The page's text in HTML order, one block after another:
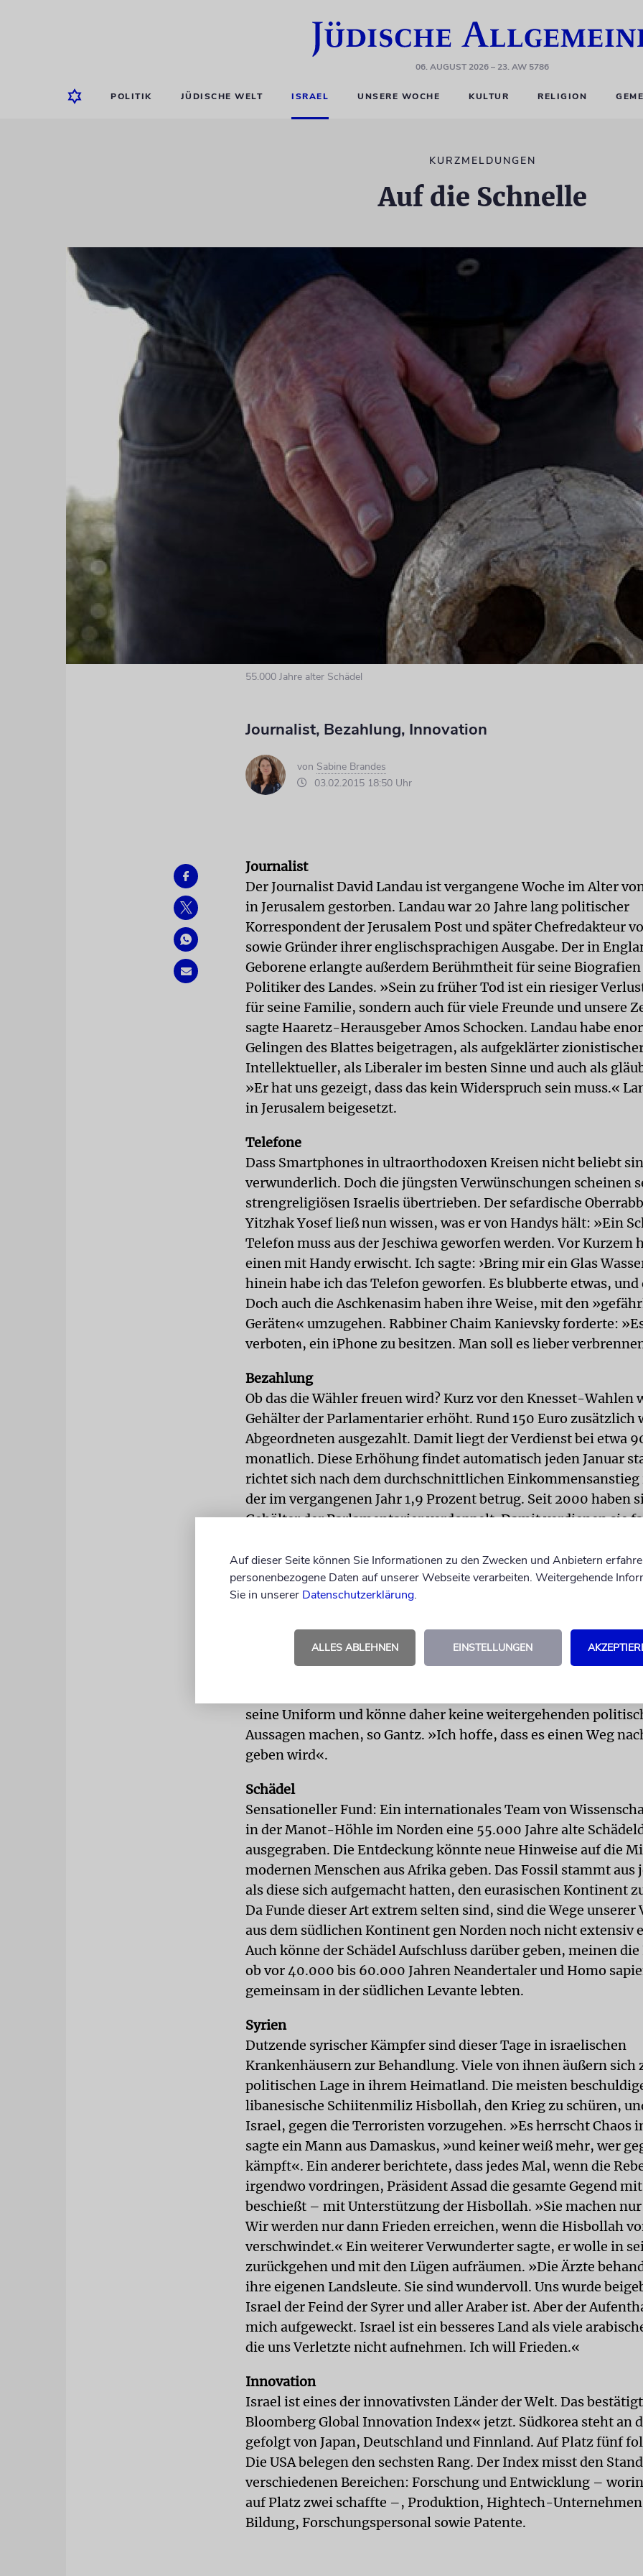
06. AUGUST 2026– 23. AW 5786
POLITIK JÜDISCHE WELT ISRAEL UNSERE WOCHE KULTUR RELIGION
KURZMELDUNGEN
Auf die Schnelle
55.000 Jahre alter Schädel
Journalist, Bezahlung, Innovation
von Sabine Brandes
03.02.2015 18:50 Uhr
Journalist
Der Journalist David Landau ist vergangene Woche im Alter
in Jerusalem gestorben. Landau war 20 Jahre lang politischer
Korrespondent der Jerusalem Post und später Chefredakteur
sowie Gründer ihrer englischsprachigen Ausgabe. Der in
Geborene erlangte außerdem Berühmtheit für seine
Politiker des Landes. »Sein zu früher Tod ist ein riesiger
für seine Familie, sondern auch für viele Freunde und unsere
sagte Haaretz-Herausgeber Amos Schocken. Landau habe
Gelingen des Blattes beigetragen, als aufgeklärter
Intellektueller, als Liberaler im besten Sinne und auch als
»Er hat uns gezeigt, dass das kein Widerspruch sein muss.«
in Jerusalem beigesetzt.
Telefone
Dass Smartphones in ultraorthodoxen Kreisen nicht beliebt
verwunderlich. Doch die jüngsten Verwünschungen scheinen
strengreligiösen Israelis übertrieben. Der sefardische
Yitzhak Yosef ließ nun wissen, was er von Handys hält: »Ein
Telefon muss aus der Jeschiwa geworfen werden. Vor Kurzem
einen mit Handy erwischt. Ich sagte: ›Bring mir ein Glas
hinein habe ich das Telefon geworfen. Es blubberte etwas, und
Doch auch die Aschkenasim haben ihre Weise, mit den
Geräten« umzugehen. Rabbiner Chaim Kanievsky forderte:
verboten, ein iPhone zu besitzen. Man soll es lieber
Bezahlung
Ob das die Wähler freuen wird? Kurz vor den Knesset-Wahlen
Gehälter der Parlamentarier erhöht. Rund 150 Euro zusätzlich
Abgeordneten ausgezahlt. Damit liegt der Verdienst bei etwa
monatlich. Diese Erhöhung findet automatisch jeden Januar
richtet sich nach dem durchschnittlichen Einkommensanstieg
der im vergangenen Jahr 1,9 Prozent betrug. Seit 2000 haben
Gehälter der Parlamentarier verdoppelt. Damit verdienen sie
Rede
Er ist nur noch zwei Wochen im Amt. Und die nutzt Stabschef
zu machen. Bei einer Rede an der privaten Universität von
forderte er die internationale Gemeinschaft auf, Israel zu
seine Uniform und könne daher keine weitergehenden
Aussagen machen, so Gantz. »Ich hoffe, dass es einen Weg
geben wird«.
Schädel
Sensationeller Fund: Ein internationales Team von
in der Manot-Höhle im Norden eine 55.000 Jahre alte
ausgegraben. Die Entdeckung könnte neue Hinweise auf die
modernen Menschen aus Afrika geben. Das Fossil stammt aus
als diese sich aufgemacht hatten, den eurasischen Kontinent
Da Funde dieser Art extrem selten sind, sind die Wege unserer
aus dem südlichen Kontinent gen Norden noch nicht extensiv
Auch könne der Schädel Aufschluss darüber geben, meinen
ob vor 40.000 bis 60.000 Jahren Neandertaler und Homo
gemeinsam in der südlichen Levante lebten.
Syrien
Dutzende syrischer Kämpfer sind dieser Tage in israelischen
Krankenhäusern zur Behandlung. Viele von ihnen äußern sich
politischen Lage in ihrem Heimatland. Die meisten
libanesische Schiitenmiliz Hisbollah, den Krieg zu schüren,
Israel, gegen die Terroristen vorzugehen. »Es herrscht Chaos
sagte ein Mann aus Damaskus, »und keiner weiß mehr, wer
kämpft«. Ein anderer berichtete, dass jedes Mal, wenn die
irgendwo vordringen, Präsident Assad die gesamte Gegend
beschießt – mit Unterstützung der Hisbollah. »Sie machen
Wir werden nur dann Frieden erreichen, wenn die Hisbollah
verschwindet.« Ein weiterer Verwunderter sagte, er wolle in
zurückgehen und mit den Lügen aufräumen. »Die Ärzte
ihre eigenen Landsleute. Sie sind wundervoll. Uns wurde
Israel der Feind der Syrer und aller Araber ist. Aber der
mich aufgeweckt. Israel ist ein besseres Land als viele
die uns Verletzte nicht aufnehmen. Ich will Frieden.«
Innovation
Israel ist eines der innovativsten Länder der Welt. Das
Bloomberg Global Innovation Index« jetzt. Südkorea steht an
gefolgt von Japan, Deutschland und Finnland. Auf Platz fünf
Die USA belegen den sechsten Rang. Der Index misst den
verschiedenen Bereichen: Forschung und Entwicklung –
auf Platz zwei schaffte –, Produktion, Hightech-
Bildung, Forschungspersonal sowie Patente.
Auf dieser Seite können Sie Informationen zu den Zwecken und Anbietern
personenbezogene Daten auf unserer Webseite verarbeiten. Weitergehende
Sie in unserer Datenschutzerklärung.
ALLES ABLEHNEN EINSTELLUNGEN